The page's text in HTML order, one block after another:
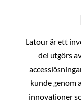
Latour är ett
del utgörs
kunde genom
innovationer